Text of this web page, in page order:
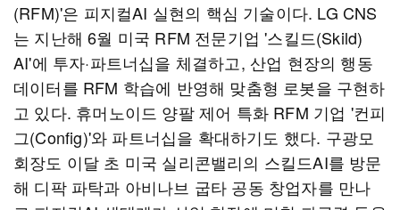
(RFM)'은 피지컬AI 실현의 핵심 기술이다. LG CNS
는 지난해 6월 미국 RFM 전문기업 '스킬드(Skild)
AI'에 투자·파트너십을 체결하고, 산업 현장의 행동
데이터를 RFM 학습에 반영해 맞춤형 로봇을 구현하
고 있다. 휴머노이드 양팔 제어 특화 RFM 기업 '컨피
그(Config)'와 파트너십을 확대하기도 했다. 구광모
회장도 이달 초 미국 실리콘밸리의 스킬드AI를 방문
해 디팍 파탁과 아비나브 굽타 공동 창업자를 만나